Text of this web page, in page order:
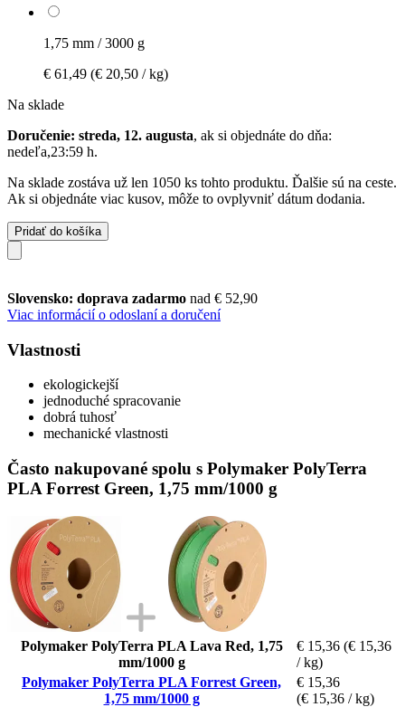
1,75 mm / 3000 g
€ 61,49 (€ 20,50 / kg)
Na sklade
Doručenie: streda, 12. augusta, ak si objednáte do dňa:
nedeľa,23:59 h.
Na sklade zostáva už len 1050 ks tohto produktu. Ďalšie sú na ceste.
Ak si objednáte viac kusov, môže to ovplyvniť dátum dodania.
Pridať do košíka
Slovensko: doprava zadarmo nad € 52,90
Viac informácií o odoslaní a doručení
Vlastnosti
ekologickejší
jednoduché spracovanie
dobrá tuhosť
mechanické vlastnosti
Často nakupované spolu s Polymaker PolyTerra
PLA Forrest Green, 1,75 mm/1000 g
Polymaker PolyTerra PLA Lava Red, 1,75
mm/1000 g
€ 15,36 (€ 15,36
/ kg)
Polymaker PolyTerra PLA Forrest Green,
1,75 mm/1000 g
€ 15,36
(€ 15,36 / kg)